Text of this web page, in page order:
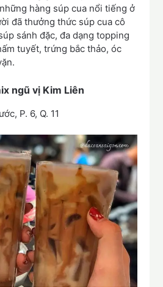
hàng súp cua nổi tiếng ở
đã thưởng thức súp cua cô
sánh đặc, đa dạng topping
tuyết, trứng bắc thảo, óc
ngũ vị Kim Liên
P. 6, Q. 11